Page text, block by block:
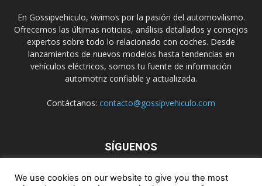
En Gossipvehiculo, vivimos por la pasión del automovilismo.
Ofrecemos las últimas noticias, análisis detallados y consejos
expertos sobre todo lo relacionado con coches. Desde
lanzamientos de nuevos modelos hasta tendencias en
vehículos eléctricos, somos tu fuente de información
automotriz confiable y actualizada.
Contáctanos: contacto@gossipvehiculo.com
SÍGUENOS
We use cookies on our website to give you the most